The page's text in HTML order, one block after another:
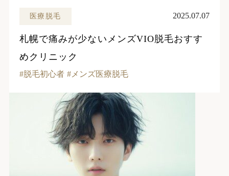
医療脱毛 2025.07.07
札幌で痛みが少ないメンズVIO脱毛おすす
めクリニック
脱毛初心者 メンズ医療脱毛